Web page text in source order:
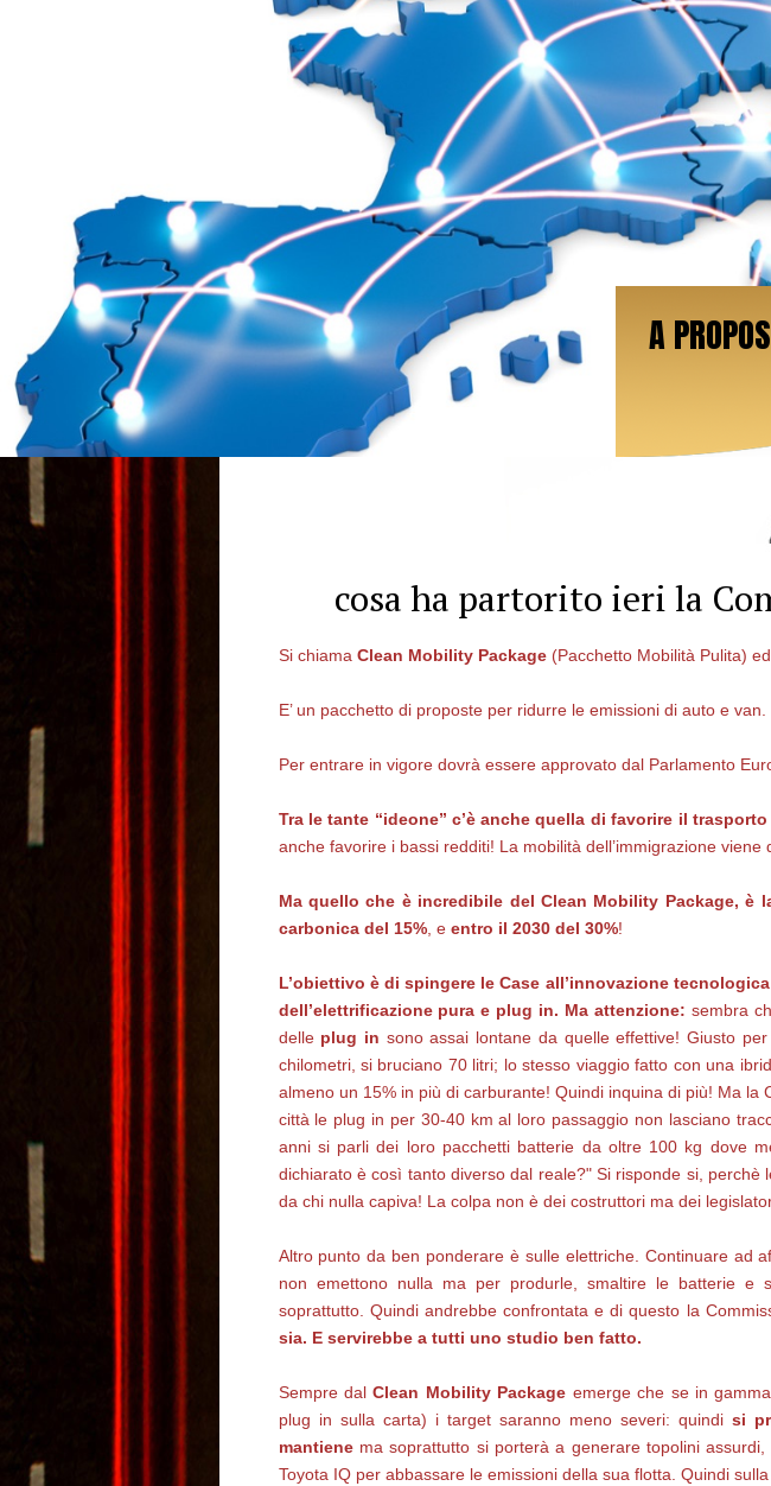
A
cosa ha partorito ieri la
Si chiama Clean Mobility Package​(Pacchetto Mobilità Pulita)
E’ un pacchetto di proposte per ridurre le emissioni di auto e van.
Per entrare in vigore dovrà essere approvato dal Parlamento
Tra le tante “ideone” c’è anche quella di favorire il
anche favorire i bassi redditi! La mobilità dell’immigrazione
Ma quello che è incredibile del Clean Mobility Package,
carbonica del 15%, e entro il 2030 del 30%!
L’obiettivo è di spingere le Case all’innovazione tecnologica
dell’elettrificazione pura e plug in. Ma attenzione: sembra
delle plug in sono assai lontane da quelle effettive! Giusto
chilometri, si bruciano 70 litri; lo stesso viaggio fatto con una
almeno un 15% in più di carburante! Quindi inquina di più! Ma
città le plug in per 30-40 km al loro passaggio non lasciano
anni si parli dei loro pacchetti batterie da oltre 100 kg dove
dichiarato è così tanto diverso dal reale?" Si risponde si,
da chi nulla capiva! La colpa non è dei costruttori ma dei
Altro punto da ben ponderare è sulle elettriche. Continuare ad
non emettono nulla ma per produrle, smaltire le batterie e
soprattutto. Quindi andrebbe confrontata e di questo la
sia. E servirebbe a tutti uno studio ben fatto.
Sempre dalClean Mobility Package emerge che se in
plug in sulla carta) i target saranno meno severi: quindi si
mantienema soprattutto si porterà a generare topolini
Toyota IQ per abbassare le emissioni della sua flotta. Quindi